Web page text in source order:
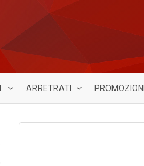
ARRETRATI PROMOZIONI